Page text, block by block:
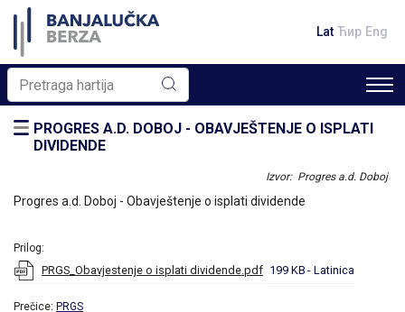
Lat Ћир Eng
PROGRES A.D. DOBOJ - OBAVJEŠTENJE O ISPLATI
DIVIDENDE
Izvor: Progres a.d. Doboj
Progres a.d. Doboj - Obavještenje o isplati dividende
Prilog:
PRGS_Obavjestenje o isplati dividende.pdf 199 KB - Latinica
Prečice: PRGS